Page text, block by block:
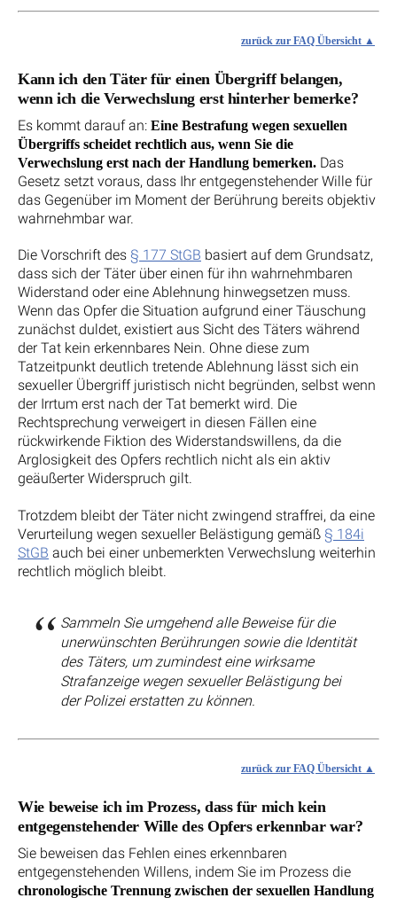
zurück zur FAQ Übersicht
Kann ich den Täter für einen Übergriff belangen,
wenn ich die Verwechslung erst hinterher bemerke?
Es kommt darauf an: Eine Bestrafung wegen sexuellen
Übergriffs scheidet rechtlich aus, wenn Sie die
Verwechslung erst nach der Handlung bemerken. Das
Gesetz setzt voraus, dass Ihr entgegenstehender Wille für
das Gegenüber im Moment der Berührung bereits objektiv
wahrnehmbar war.
Die Vorschrift des § 177 StGB basiert auf dem Grundsatz,
dass sich der Täter über einen für ihn wahrnehmbaren
Widerstand oder eine Ablehnung hinwegsetzen muss.
Wenn das Opfer die Situation aufgrund einer Täuschung
zunächst duldet, existiert aus Sicht des Täters während
der Tat kein erkennbares Nein. Ohne diese zum
Tatzeitpunkt deutlich tretende Ablehnung lässt sich ein
sexueller Übergriff juristisch nicht begründen, selbst wenn
der Irrtum erst nach der Tat bemerkt wird. Die
Rechtsprechung verweigert in diesen Fällen eine
rückwirkende Fiktion des Widerstandswillens, da die
Arglosigkeit des Opfers rechtlich nicht als ein aktiv
geäußerter Widerspruch gilt.
Trotzdem bleibt der Täter nicht zwingend straffrei, da eine
Verurteilung wegen sexueller Belästigung gemäß § 184i
StGB auch bei einer unbemerkten Verwechslung weiterhin
rechtlich möglich bleibt.
Sammeln Sie umgehend alle Beweise für die
unerwünschten Berührungen sowie die Identität
des Täters, um zumindest eine wirksame
Strafanzeige wegen sexueller Belästigung bei
der Polizei erstatten zu können.
zurück zur FAQ Übersicht
Wie beweise ich im Prozess, dass für mich kein
entgegenstehender Wille des Opfers erkennbar war?
Sie beweisen das Fehlen eines erkennbaren
entgegenstehenden Willens, indem Sie im Prozess die
chronologische Trennung zwischen der sexuellen Handlung